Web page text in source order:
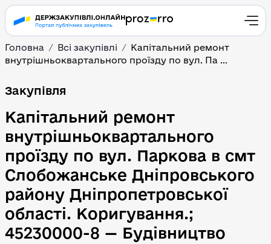
Головна Всі закупівлі
Капітальний ремонт
внутрішньоквартального проїзду по вул. Па ...
Капітальний ремонт
Закупівля
Капітальний ремонт
внутрішньоквартального
проїзду по вул. Паркова в смт
Слобожанське Дніпровського
району Дніпропетровської
області. Коригування.;
45230000-8 — Будівництво